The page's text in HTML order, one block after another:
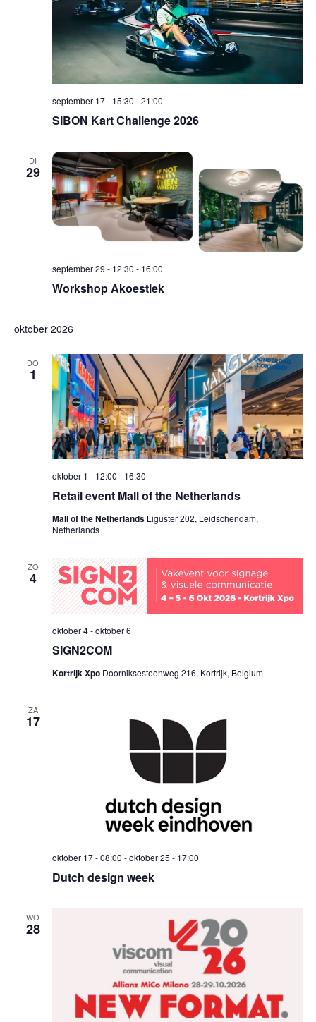
SIBON Kart Challenge 2026
september 17 - 15:30 -21:00
DI
29
Workshop Akoestiek
september 29 - 12:30 - 16:00
oktober 2026
DO
1
Retail event Mall of the Netherlands
oktober 1 - 12:00 - 16:30
Mall of the Netherlands Liguster 202, Leidschendam,
Netherlands
ZO
4
SIGN2COM
oktober 4-oktober 6
Kortrijk Xpo Doorniksesteenweg 216, Kortrijk, Belgium
ZA
17
Dutch design week
oktober 17 - 08:00 -oktober 25 - 17:00
WO
28